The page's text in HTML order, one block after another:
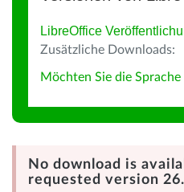
LibreOffice
Zusätzliche Downloads:
Möchten Sie die Sprache
No download is
requested version